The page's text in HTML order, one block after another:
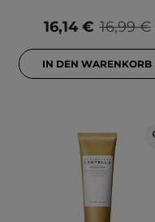
16,99 €
16,14 €
IN DEN WARENKORB